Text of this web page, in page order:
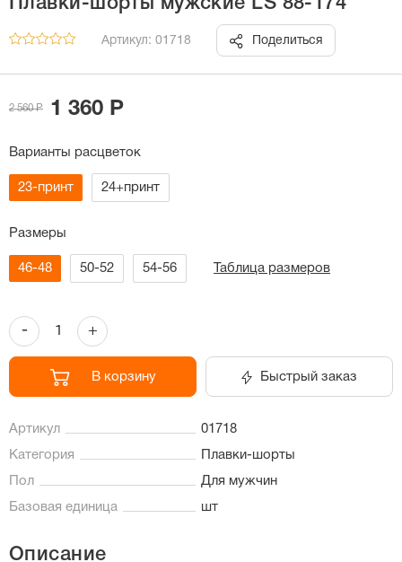
Артикул: 01718 Поделиться
2 560 Р 1 360 Р
Варианты расцветок
23-принт 24+принт
Размеры
46-48 50-52 54-56 Таблица размеров
- +
В корзину Быстрый заказ
Артикул 01718
Категория Плавки-шорты
Пол Для мужчин
Базовая единица шт
Описание